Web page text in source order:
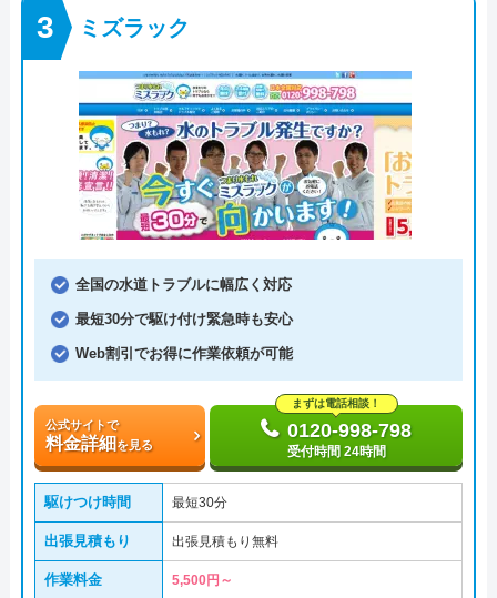
ミズラック
全国の水道トラブルに幅広く対応
最短30分で駆け付け緊急時も安心
Web割引でお得に作業依頼が可能
公式サイトで
料金詳細を見る
まずは電話相談！
0120-998-798
受付時間 24時間
駆けつけ時間 最短30分
出張見積もり 出張見積もり無料
作業料金 5,500円～